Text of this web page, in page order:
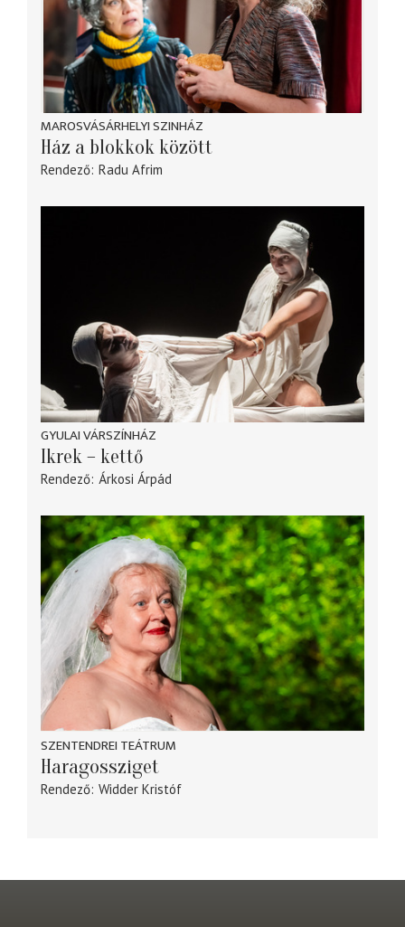
MAROSVÁSÁRHELYI SZINHÁZ
Ház a blokkok között
Rendező Radu Afrim
GYULAI VÁRSZÍNHÁZ
Ikrek – kettő
Rendező Árkosi Árpád
SZENTENDREI TEÁTRUM
Haragossziget
Rendező Widder Kristóf